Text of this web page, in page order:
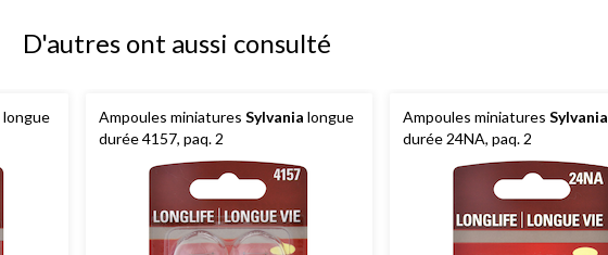
D'autres ont aussi consulté
longue
Ampoules miniatures Sylvania longue
durée 4157, paq. 2
Ampoules miniatures Sylvania
durée 24NA, paq. 2